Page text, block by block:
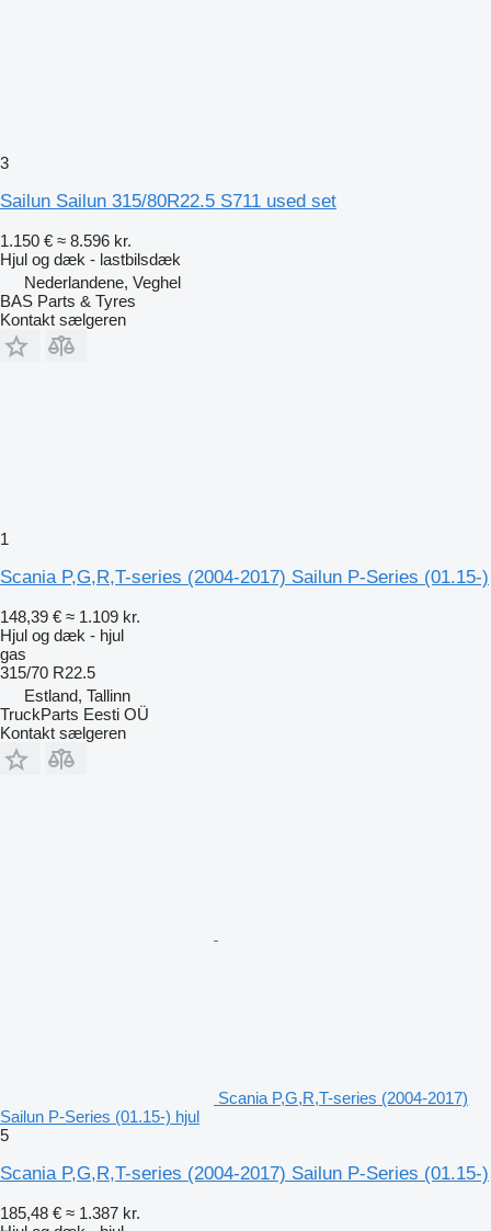
3
Sailun Sailun 315/80R22.5 S711 used set
1.150 € ≈ 8.596 kr.
Hjul og dæk - lastbilsdæk
Nederlandene, Veghel
BAS Parts & Tyres
Kontakt sælgeren
1
Scania P,G,R,T-series (2004-2017) Sailun P-Series (01.15-)
148,39 € ≈ 1.109 kr.
Hjul og dæk - hjul
gas
315/70 R22.5
Estland, Tallinn
TruckParts Eesti OÜ
Kontakt sælgeren
Scania P,G,R,T-series (2004-2017)
Sailun P-Series (01.15-) hjul
5
Scania P,G,R,T-series (2004-2017) Sailun P-Series (01.15-)
185,48 € ≈ 1.387 kr.